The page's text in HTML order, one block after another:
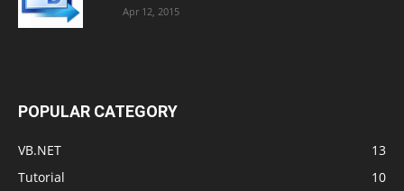
Apr 12, 2015
POPULAR CATEGORY
VB.NET
13
Tutorial
10